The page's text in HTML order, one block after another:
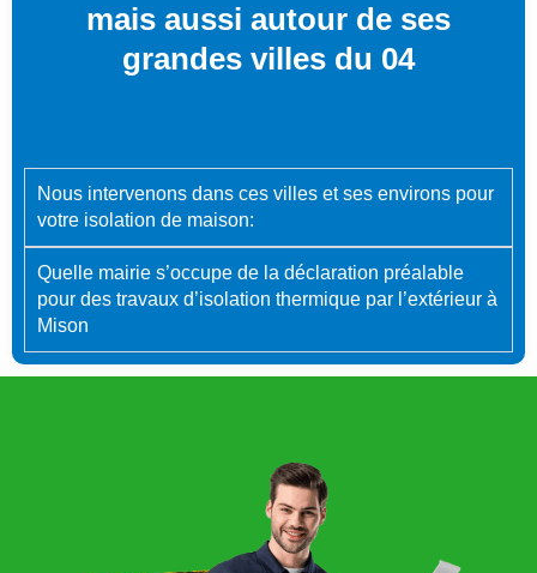
mais aussi autour de ses
grandes villes du 04
Nous intervenons dans ces villes et ses environs pour
votre isolation de maison:
Quelle mairie s’occupe de la déclaration préalable
pour des travaux d’isolation thermique par l’extérieur à
Mison